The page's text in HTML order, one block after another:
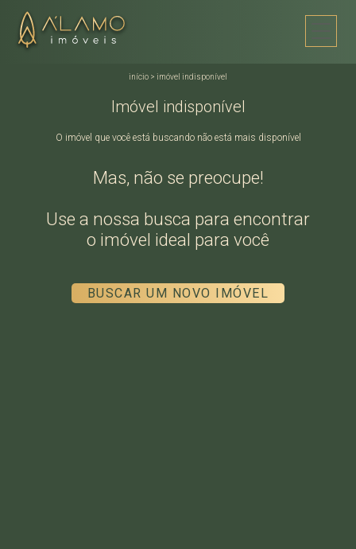
início > imóvel indisponível
Imóvel indisponível
O imóvel que você está buscando não está mais disponível
Mas, não se preocupe!
Use a nossa busca para encontrar
o imóvel ideal para você
BUSCAR UM NOVO IMÓVEL